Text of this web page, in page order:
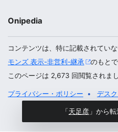
Onipedia
コンテンツは、特に記載されていな
モンズ 表示-非営利-継承
のもと
このページは 2,673 回閲覧されまし
プライバシー・ポリシー デス
「天足彦」から転